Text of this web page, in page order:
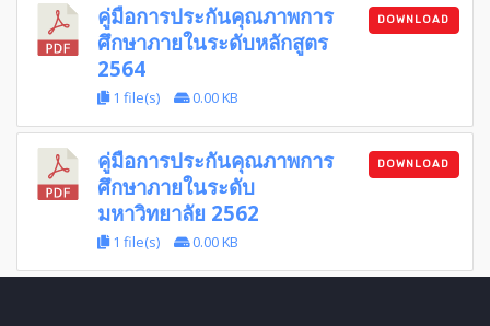
คู่มือการประกันคุณภาพการ
ศึกษาภายในระดับหลักสูตร
2564
1 file(s) 0.00 KB
DOWNLOAD
คู่มือการประกันคุณภาพการ
ศึกษาภายในระดับ
มหาวิทยาลัย 2562
1 file(s) 0.00 KB
DOWNLOAD